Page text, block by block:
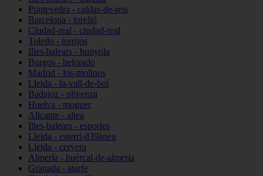
Pontevedra - caldas-de-reis
Barcelona - torelló
Ciudad-real - ciudad-real
Toledo - torrijos
Illes-balears - bunyola
Burgos - belorado
Madrid - los-molinos
Lleida - la-vall-de-boí
Badajoz - olivenza
Huelva - moguer
Alicante - altea
Illes-balears - esporles
Lleida - esterri-d39àneu
Lleida - cervera
Almería - huércal-de-almería
Granada - atarfe